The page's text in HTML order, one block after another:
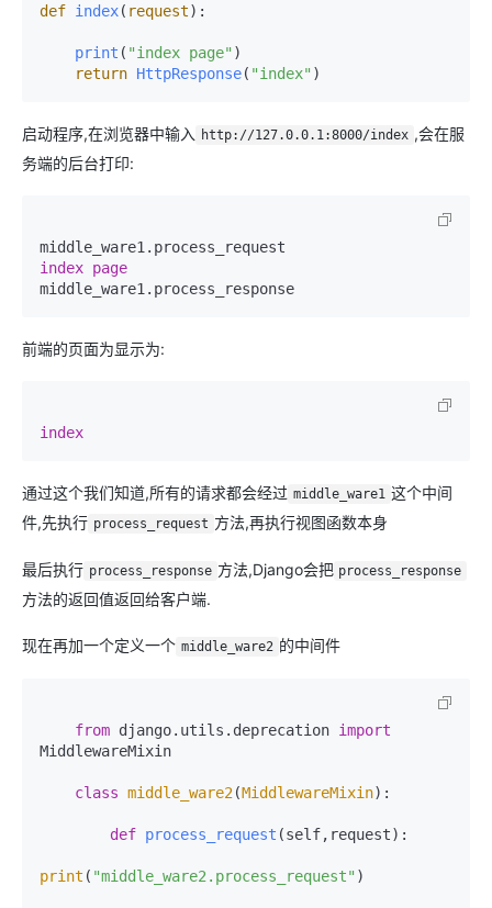
def index( request):
print ( "index page" )
return HttpResponse( "index" )
启动程序,在浏览器中输入 http://127.0.0.1:8000/index ,会在服
务端的后台打印:
index page
middle_ware1.process_response
前端的页面为显示为:
index
通过这个我们知道,所有的请求都会经过 middle_ware1 这个中间
件,先执行 process_request 方法,再执行视图函数本身
最后执行 process_response 方法,Django会把 process_response
方法的返回值返回给客户端.
现在再加一个定义一个 middle_ware2 的中间件
from django.utils.deprecation import
MiddlewareMixin
class middle_ware2(MiddlewareMixin):
def process_request (self,request):
print ( "middle_ware2.process_request" )